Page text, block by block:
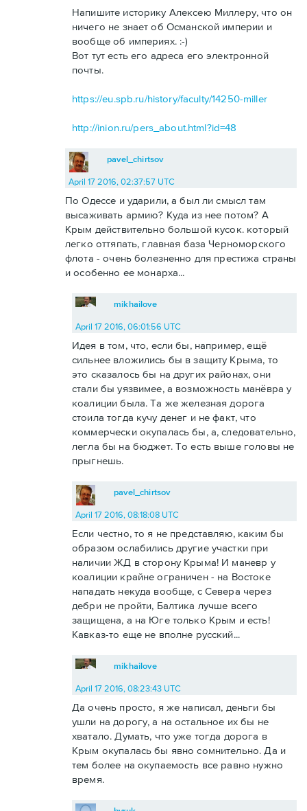
Напишите историку Алексею Миллеру, что он
ничего не знает об Османской империи и
вообще об империях. :-)
Вот тут есть его адреса его электронной
почты.
https://eu.spb.ru/history/faculty/14250-miller
http://inion.ru/pers_about.html?id=48
pavel_chirtsov
April 17 2016, 02:37:57 UTC
По Одессе и ударили, а был ли смысл там
высаживать армию? Куда из нее потом? А
Крым действительно большой кусок. который
легко оттяпать, главная база Черноморского
флота - очень болезненно для престижа страны
и особенно ее монарха...
mikhailove
April 17 2016, 06:01:56 UTC
Идея в том, что, если бы, например, ещё
сильнее вложились бы в защиту Крыма, то
это сказалось бы на других районах, они
стали бы уязвимее, а возможность манёвра у
коалиции была. Та же железная дорога
стоила тогда кучу денег и не факт, что
коммерчески окупалась бы, а, следовательно,
легла бы на бюджет. То есть выше головы не
прыгнешь.
pavel_chirtsov
April 17 2016, 08:18:08 UTC
Если честно, то я не представляю, каким бы
образом ослабились другие участки при
наличии ЖД в сторону Крыма! И маневр у
коалиции крайне ограничен - на Востоке
нападать некуда вообще, с Севера через
дебри не пройти, Балтика лучше всего
защищена, а на Юге только Крым и есть!
Кавказ-то еще не вполне русский...
mikhailove
April 17 2016, 08:23:43 UTC
Да очень просто, я же написал, деньги бы
ушли на дорогу, а на остальное их бы не
хватало. Думать, что уже тогда дорога в
Крым окупалась бы явно сомнительно. Да и
тем более на окупаемость все равно нужно
время.